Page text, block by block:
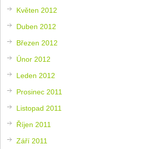
Květen 2012
Duben 2012
Březen 2012
Únor 2012
Leden 2012
Prosinec 2011
Listopad 2011
Říjen 2011
Září 2011